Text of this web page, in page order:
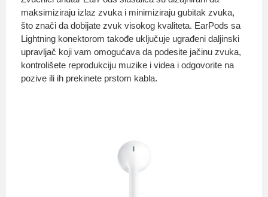
maksimiziraju izlaz zvuka i minimiziraju gubitak zvuka,
što znači da dobijate zvuk visokog kvaliteta. EarPods sa
Lightning konektorom takođe uključuje ugrađeni daljinski
upravljač koji vam omogućava da podesite jačinu zvuka,
kontrolišete reprodukciju muzike i videa i odgovorite na
pozive ili ih prekinete prstom kabla.
Uvjeti i odredbe